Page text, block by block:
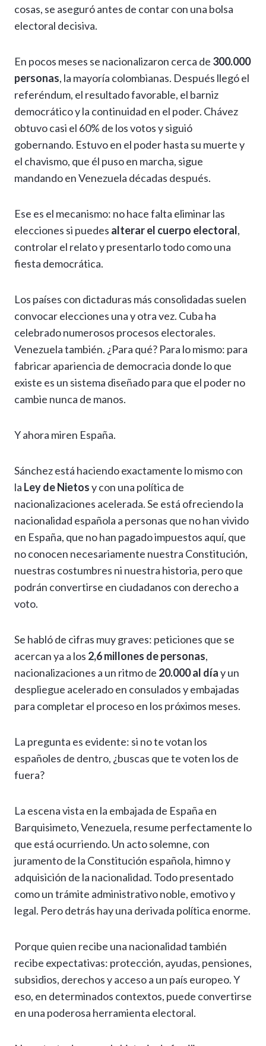
cosas, se aseguró antes de contar con una bolsa
electoral decisiva.
En pocos meses se nacionalizaron cerca de 300.000
personas, la mayoría colombianas. Después llegó el
referéndum, el resultado favorable, el barniz
democrático y la continuidad en el poder. Chávez
obtuvo casi el 60% de los votos y siguió
gobernando. Estuvo en el poder hasta su muerte y
el chavismo, que él puso en marcha, sigue
mandando en Venezuela décadas después.
Ese es el mecanismo: no hace falta eliminar las
elecciones si puedes alterar el cuerpo electoral,
controlar el relato y presentarlo todo como una
fiesta democrática.
Los países con dictaduras más consolidadas suelen
convocar elecciones una y otra vez. Cuba ha
celebrado numerosos procesos electorales.
Venezuela también. ¿Para qué? Para lo mismo: para
fabricar apariencia de democracia donde lo que
existe es un sistema diseñado para que el poder no
cambie nunca de manos.
Y ahora miren España.
Sánchez está haciendo exactamente lo mismo con
la Ley de Nietosy con una política de
nacionalizaciones acelerada. Se está ofreciendo la
nacionalidad española a personas que no han vivido
en España, que no han pagado impuestos aquí, que
no conocen necesariamente nuestra Constitución,
nuestras costumbres ni nuestra historia, pero que
podrán convertirse en ciudadanos con derecho a
voto.
Se habló de cifras muy graves: peticiones que se
acercan ya a los 2,6 millones de personas,
nacionalizaciones a un ritmo de 20.000 al díay un
despliegue acelerado en consulados y embajadas
para completar el proceso en los próximos meses.
La pregunta es evidente: si no te votan los
españoles de dentro, ¿buscas que te voten los de
fuera?
La escena vista en la embajada de España en
Barquisimeto, Venezuela, resume perfectamente lo
que está ocurriendo. Un acto solemne, con
juramento de la Constitución española, himno y
adquisición de la nacionalidad. Todo presentado
como un trámite administrativo noble, emotivo y
legal. Pero detrás hay una derivada política enorme.
Porque quien recibe una nacionalidad también
recibe expectativas: protección, ayudas, pensiones,
subsidios, derechos y acceso a un país europeo. Y
eso, en determinados contextos, puede convertirse
en una poderosa herramienta electoral.